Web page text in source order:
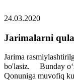
24.03.2020
Jarimalarni
Jarima
bo'lasiz. ⠀ Bunday
Qonuniga muvofiq